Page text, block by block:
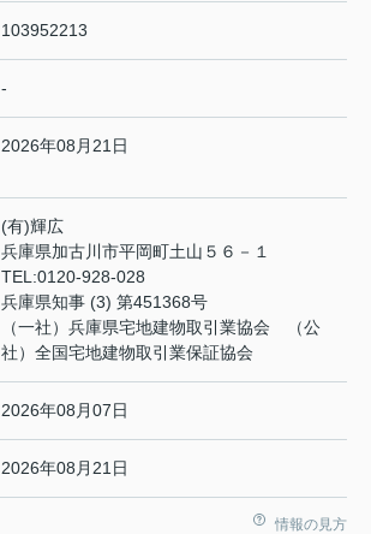
103952213
-
2026年08月21日
(有)輝広
兵庫県加古川市平岡町土山５６－１
TEL:0120-928-028
兵庫県知事 (3) 第451368号
（一社）兵庫県宅地建物取引業協会 （公
社）全国宅地建物取引業保証協会
2026年08月07日
2026年08月21日
情報の見方